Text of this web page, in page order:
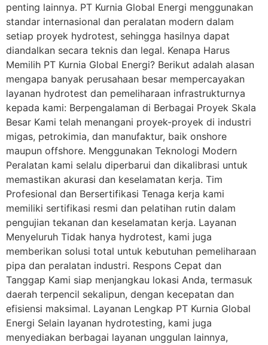
penting lainnya. PT Kurnia Global Energi menggunakan
standar internasional dan peralatan modern dalam
setiap proyek hydrotest, sehingga hasilnya dapat
diandalkan secara teknis dan legal. Kenapa Harus
Memilih PT Kurnia Global Energi? Berikut adalah alasan
mengapa banyak perusahaan besar mempercayakan
layanan hydrotest dan pemeliharaan infrastrukturnya
kepada kami: Berpengalaman di Berbagai Proyek Skala
Besar Kami telah menangani proyek-proyek di industri
migas, petrokimia, dan manufaktur, baik onshore
maupun offshore. Menggunakan Teknologi Modern
Peralatan kami selalu diperbarui dan dikalibrasi untuk
memastikan akurasi dan keselamatan kerja. Tim
Profesional dan Bersertifikasi Tenaga kerja kami
memiliki sertifikasi resmi dan pelatihan rutin dalam
pengujian tekanan dan keselamatan kerja. Layanan
Menyeluruh Tidak hanya hydrotest, kami juga
memberikan solusi total untuk kebutuhan pemeliharaan
pipa dan peralatan industri. Respons Cepat dan
Tanggap Kami siap menjangkau lokasi Anda, termasuk
daerah terpencil sekalipun, dengan kecepatan dan
efisiensi maksimal. Layanan Lengkap PT Kurnia Global
Energi Selain layanan hydrotesting, kami juga
menyediakan berbagai layanan unggulan lainnya,